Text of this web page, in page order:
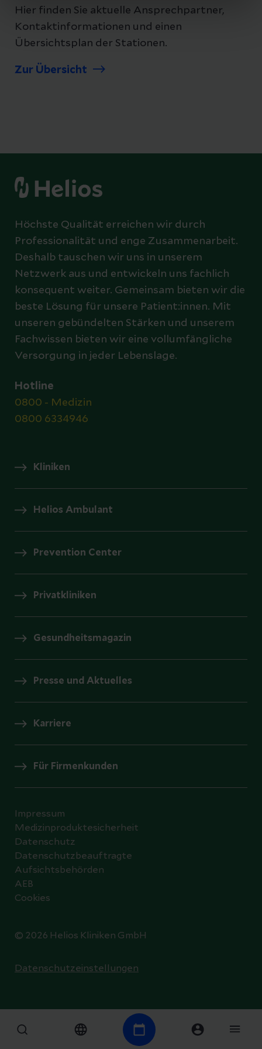
Hier finden Sie aktuelle Ansprechpartner,
Kontaktinformationen und einen
Übersichtsplan der Stationen.
Zur Übersicht
Höchste Qualität erreichen wir durch
Professionalität und enge Zusammenarbeit.
Deshalb tauschen wir uns in unserem
Netzwerk aus und entwickeln uns fachlich
konsequent weiter. Gemeinsam bieten wir die
beste Lösung für unsere Patient:innen. Mit
unseren gebündelten Stärken und unserem
Fachwissen bieten wir eine vollumfängliche
Versorgung in jeder Lebenslage.
Hotline
0800 - Medizin
0800 6334946
Kliniken
Helios Ambulant
Prevention Center
Privatkliniken
Gesundheitsmagazin
Presse und Aktuelles
Karriere
Für Firmenkunden
© 2026 Helios Kliniken GmbH
Impressum
Medizinproduktesicherheit
Datenschutz
Datenschutzbeauftragte
Aufsichtsbehörden
AEB
Cookies
Datenschutzeinstellungen